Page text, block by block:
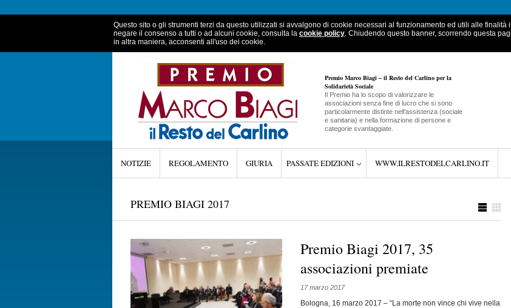
Questo sito o gli strumenti terzi da questo utilizzati si avvalgono di cookie necessari al funzionamento ed utili alle
negare il consenso a tutti o ad alcuni cookie, consulta la cookie policy. Chiudendo questo banner, scorrendo questa
in altra maniera, acconsenti all'uso dei cookie.
Premio Marco Biagi – il Resto del Carlino per la
Solidarietà Sociale
Il Premio ha lo scopo di valorizzare le
associazioni senza fine di lucro che si sono
particolarmente distinte nell’assistenza (sociale
e sanitaria) e nella formazione di persone e
categorie svantaggiate.
NOTIZIE REGOLAMENTO GIURIA PASSATE EDIZIONI WWW.ILRESTODELCARLINO.IT
PREMIO BIAGI 2017
Premio Biagi 2017, 35
associazioni premiate
17 marzo 2017
Bologna, 16 marzo 2017 – “La morte non vince chi vive nella